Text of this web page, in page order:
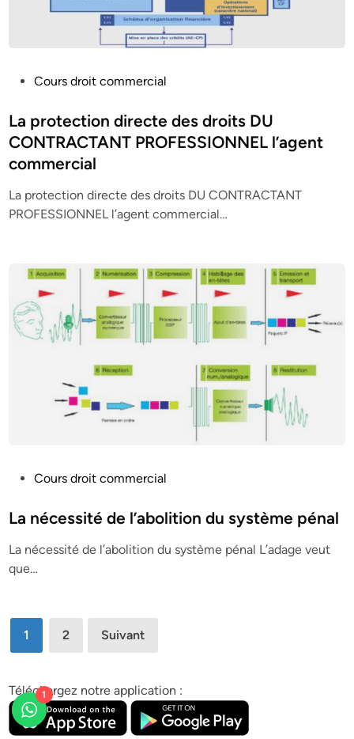
s
t
d
i
n
Cours droit commercial
La protection directe des droits DU
CONTRACTANT PROFESSIONNEL l’agent
commercial
La protection directe des droits DU CONTRACTANT
PROFESSIONNEL l’agent commercial…
s
e
d
Cours droit commercial
La nécessité de l’abolition du système pénal
La nécessité de l’abolition du système pénal L’adage veut
que…
Pagination
des
1 2 Suivant
Téléchargez notre application :
1